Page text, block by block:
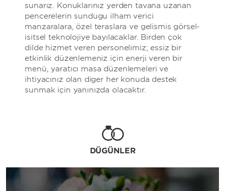
sunarız. Konuklarınız yerden tavana uzanan
pencerelerin sunduğu ilham verici
manzaralara, özel teraslara ve gelişmiş görsel-
işitsel teknolojiye bayılacaklar. Birden çok
dilde hizmet veren personelimiz; eşsiz bir
etkinlik düzenlemeniz için enerji veren bir
menü, yaratıcı masa düzenlemeleri ve
ihtiyacınız olan diğer her konuda destek
sunmak için yanınızda olacaktır.
DÜĞÜNLER